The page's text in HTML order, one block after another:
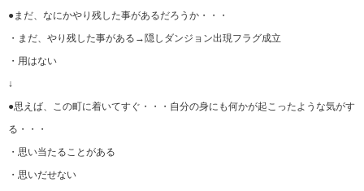
●まだ、なにかやり残した事があるだろうか・・・
・まだ、やり残した事がある→隠しダンジョン出現フラグ成立
・用はない
↓
●思えば、この町に着いてすぐ・・・自分の身にも何かが起こったような気がす
る・・・
・思い当たることがある
・思いだせない